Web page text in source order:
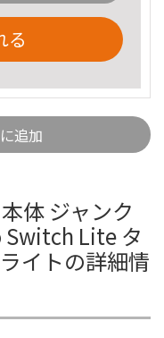
る
追加
体 ジャンク
Lite タ
イトの詳細情